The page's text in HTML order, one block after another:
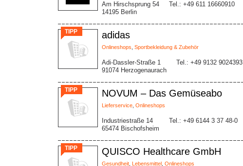
Am Hirschsprung 54
14195 Berlin
Tel.: +49 611 16660910
TIPP adidas
Onlineshops Sportbekleidung & Zubehör
Adi-Dassler-Straße 1
91074 Herzogenaurach
Tel.: +49 9132 9024393
TIPP NOVUM – Das Gemüseabo
Lieferservice Onlineshops
Industriestraße 14
65474 Bischofsheim
Tel.: +49 6144 3 37 48-0
TIPP QUISCO Healthcare GmbH
Gesundheit Lebensmittel Onlineshops